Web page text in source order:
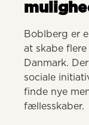
Boblberg er
at skabe
Danmark.
sociale
finde nye
fællesskaber.